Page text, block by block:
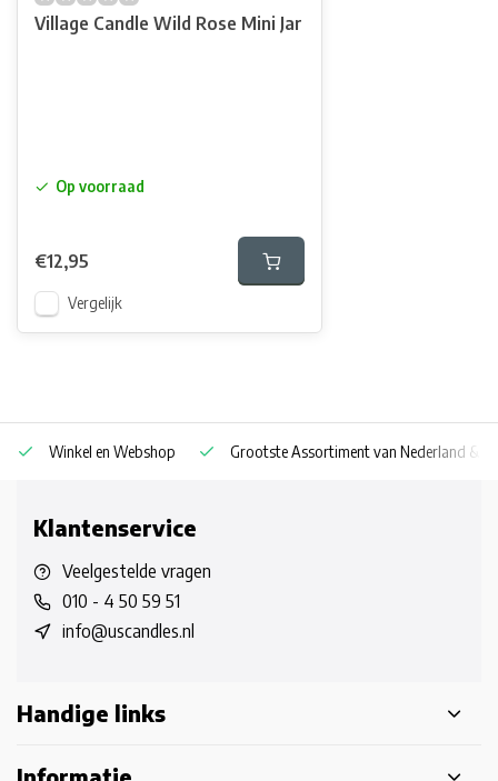
Village Candle Wild Rose Mini Jar
Op voorraad
€12,95
Vergelijk
Winkel en Webshop Grootste Assortiment van Nederland &
Klantenservice
Veelgestelde vragen
010 - 4 50 59 51
info@uscandles.nl
Handige links